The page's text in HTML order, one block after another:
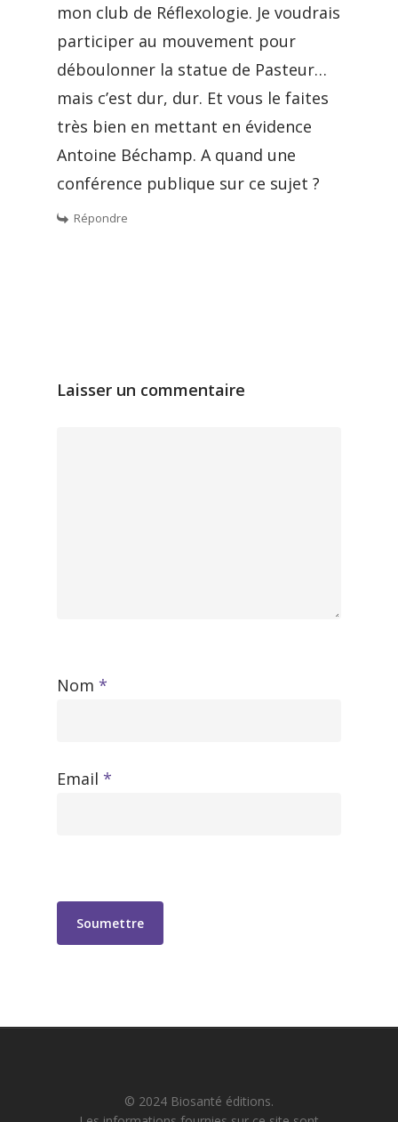
mon club de Réflexologie. Je voudrais
participer au mouvement pour
déboulonner la statue de Pasteur…
mais c’est dur, dur. Et vous le faites
très bien en mettant en évidence
Antoine Béchamp. A quand une
conférence publique sur ce sujet ?
Répondre
Laisser un commentaire
Nom *
Email *
© 2024 Biosanté éditions.